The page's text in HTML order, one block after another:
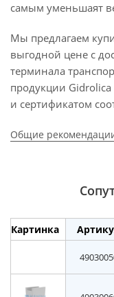
самым уменьшаят
Мы предлагаем
выгодной цене с
терминала
продукции Gidrolica
и сертификатом
Общие
Картинка